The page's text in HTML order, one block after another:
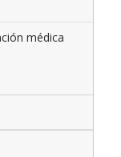
médica